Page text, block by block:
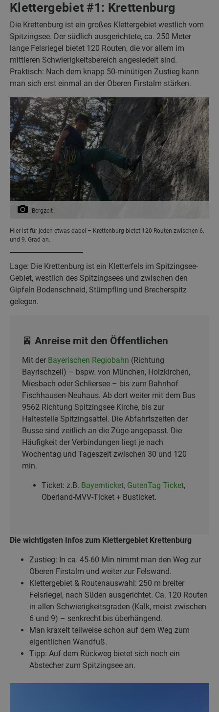
Klettergebiet #1: Krettenburg
Die Krettenburg ist ein großes Klettergebiet westlich vom
Spitzingsee. Der südlich ausgerichtete, ca. 250 Meter
lange Felsriegel bietet 120 Routen, die vor allem im
mittleren Schwierigkeitsbereich angesiedelt sind.
Praktisch: Nach dem knapp 50-minütigen Zustieg kann
man sich erst einmal an der Oberen Firstalm stärken.
Bergzeit
Hier ist für jeden etwas dabei – Krettenburg bietet 120 Routen zwischen 6.
und 9. Grad an.
Lage: Die Krettenburg ist ein Kletterfels im Spitzingsee-
Gebiet, westlich des Spitzingsees und zwischen den
Gipfeln Bodenschneid, Stümpfling und Brecherspitz
gelegen.
🚈 Anreise mit den Öffentlichen
Mit der Bayerischen Regiobahn (Richtung
Bayrischzell) – bspw. von München, Holzkirchen,
Miesbach oder Schliersee – bis zum Bahnhof
Fischhausen-Neuhaus. Ab dort weiter mit dem Bus
9562 Richtung Spitzingsee Kirche, bis zur
Haltestelle Spitzingsattel. Die Abfahrtszeiten der
Busse sind zeitlich an die Züge angepasst. Die
Häufigkeit der Verbindungen liegt je nach
Wochentag und Tageszeit zwischen 30 und 120
min.
Ticket: z.B. Bayernticket, GutenTag Ticket,
Oberland-MVV-Ticket + Busticket.
Die wichtigsten Infos zum Klettergebiet Krettenburg
Zustieg: In ca. 45-60 Min nimmt man den Weg zur
Oberen Firstalm und weiter zur Felswand.
Klettergebiet & Routenauswahl: 250 m breiter
Felsriegel, nach Süden ausgerichtet. Ca. 120 Routen
in allen Schwierigkeitsgraden (Kalk, meist zwischen
6 und 9) – senkrecht bis überhängend.
Man kraxelt teilweise schon auf dem Weg zum
eigentlichen Wandfuß.
Tipp: Auf dem Rückweg bietet sich noch ein
Abstecher zum Spitzingsee an.